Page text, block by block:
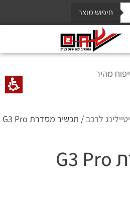
חיפוש מוצר
לרכב
/ תכשיר מסדרת G3 Pro
תכשיר מסדרת G3 Pro